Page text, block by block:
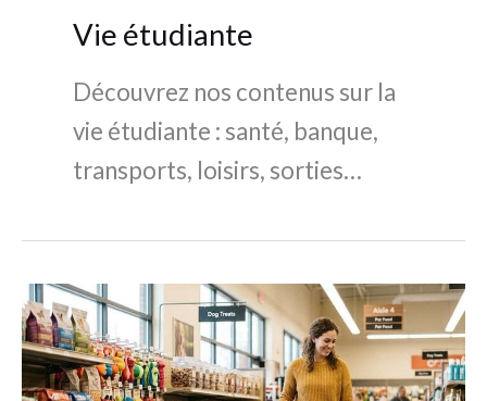
Vie étudiante
Découvrez nos contenus sur la
vie étudiante : santé, banque,
transports, loisirs, sorties…
Votre
animalerie
de
confiance